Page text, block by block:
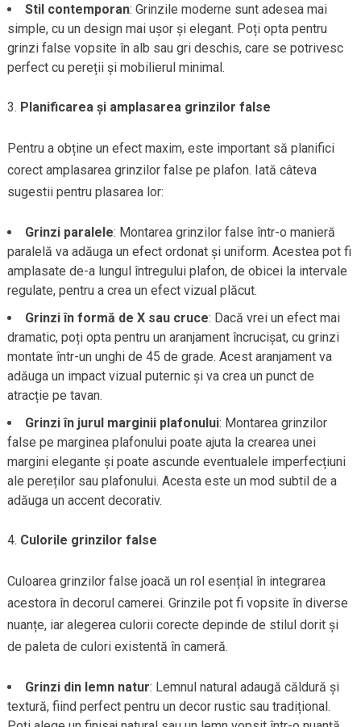
Stil contemporan: Grinzile moderne sunt adesea mai
simple, cu un design mai ușor și elegant. Poți opta pentru
grinzi false vopsite în alb sau gri deschis, care se potrivesc
perfect cu pereții și mobilierul minimal.
Planificarea și amplasarea grinzilor false
Pentru a obține un efect maxim, este important să planifici
corect amplasarea grinzilor false pe plafon. Iată câteva
sugestii pentru plasarea lor:
Grinzi paralele: Montarea grinzilor false într-o manieră
paralelă va adăuga un efect ordonat și uniform. Acestea pot fi
amplasate de-a lungul întregului plafon, de obicei la intervale
regulate, pentru a crea un efect vizual plăcut.
Grinzi în formă de X sau cruce: Dacă vrei un efect mai
dramatic, poți opta pentru un aranjament încrucișat, cu grinzi
montate într-un unghi de 45 de grade. Acest aranjament va
adăuga un impact vizual puternic și va crea un punct de
atracție pe tavan.
Grinzi în jurul marginii plafonului: Montarea grinzilor
false pe marginea plafonului poate ajuta la crearea unei
margini elegante și poate ascunde eventualele imperfecțiuni
ale pereților sau plafonului. Acesta este un mod subtil de a
adăuga un accent decorativ.
Culorile grinzilor false
Culoarea grinzilor false joacă un rol esențial în integrarea
acestora în decorul camerei. Grinzile pot fi vopsite în diverse
nuanțe, iar alegerea culorii corecte depinde de stilul dorit și
de paleta de culori existentă în cameră.
Grinzi din lemn natur: Lemnul natural adaugă căldură și
textură, fiind perfect pentru un decor rustic sau tradițional.